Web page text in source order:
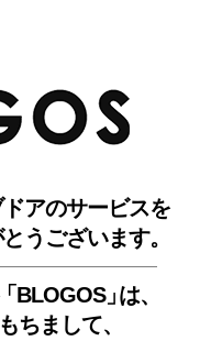
アのサービスを
うございます。
BLOGOS」は、
ちまして、